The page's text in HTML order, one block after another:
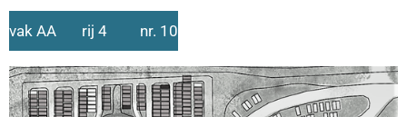
vak AA rij 4 nr. 10